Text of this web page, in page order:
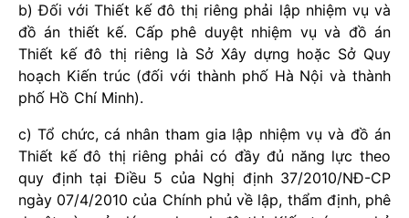
b) Đối với Thiết kế đô thị riêng phải lập nhiệm vụ và
đồ án thiết kế. Cấp phê duyệt nhiệm vụ và đồ án
Thiết kế đô thị riêng là Sở Xây dựng hoặc Sở Quy
hoạch Kiến trúc (đối với thành phố Hà Nội và thành
phố Hồ Chí Minh).
c) Tổ chức, cá nhân tham gia lập nhiệm vụ và đồ án
Thiết kế đô thị riêng phải có đầy đủ năng lực theo
quy định tại Điều 5 của Nghị định 37/2010/NĐ-CP
ngày 07/4/2010 của Chính phủ về lập, thẩm định, phê